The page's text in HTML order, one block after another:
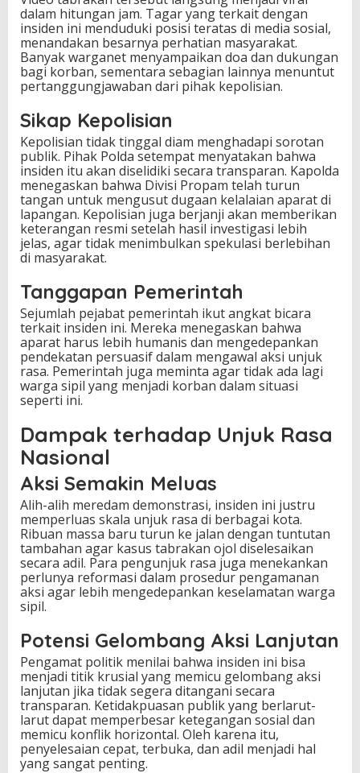
dalam hitungan jam. Tagar yang terkait dengan
insiden ini menduduki posisi teratas di media sosial,
menandakan besarnya perhatian masyarakat.
Banyak warganet menyampaikan doa dan dukungan
bagi korban, sementara sebagian lainnya menuntut
pertanggungjawaban dari pihak kepolisian.
Sikap Kepolisian
Kepolisian tidak tinggal diam menghadapi sorotan
publik. Pihak Polda setempat menyatakan bahwa
insiden itu akan diselidiki secara transparan. Kapolda
menegaskan bahwa Divisi Propam telah turun
tangan untuk mengusut dugaan kelalaian aparat di
lapangan. Kepolisian juga berjanji akan memberikan
keterangan resmi setelah hasil investigasi lebih
jelas, agar tidak menimbulkan spekulasi berlebihan
di masyarakat.
Tanggapan Pemerintah
Sejumlah pejabat pemerintah ikut angkat bicara
terkait insiden ini. Mereka menegaskan bahwa
aparat harus lebih humanis dan mengedepankan
pendekatan persuasif dalam mengawal aksi unjuk
rasa. Pemerintah juga meminta agar tidak ada lagi
warga sipil yang menjadi korban dalam situasi
seperti ini.
Dampak terhadap Unjuk Rasa
Nasional
Aksi Semakin Meluas
Alih-alih meredam demonstrasi, insiden ini justru
memperluas skala unjuk rasa di berbagai kota.
Ribuan massa baru turun ke jalan dengan tuntutan
tambahan agar kasus tabrakan ojol diselesaikan
secara adil. Para pengunjuk rasa juga menekankan
perlunya reformasi dalam prosedur pengamanan
aksi agar lebih mengedepankan keselamatan warga
sipil.
Potensi Gelombang Aksi Lanjutan
Pengamat politik menilai bahwa insiden ini bisa
menjadi titik krusial yang memicu gelombang aksi
lanjutan jika tidak segera ditangani secara
transparan. Ketidakpuasan publik yang berlarut-
larut dapat memperbesar ketegangan sosial dan
memicu konflik horizontal. Oleh karena itu,
penyelesaian cepat, terbuka, dan adil menjadi hal
yang sangat penting.